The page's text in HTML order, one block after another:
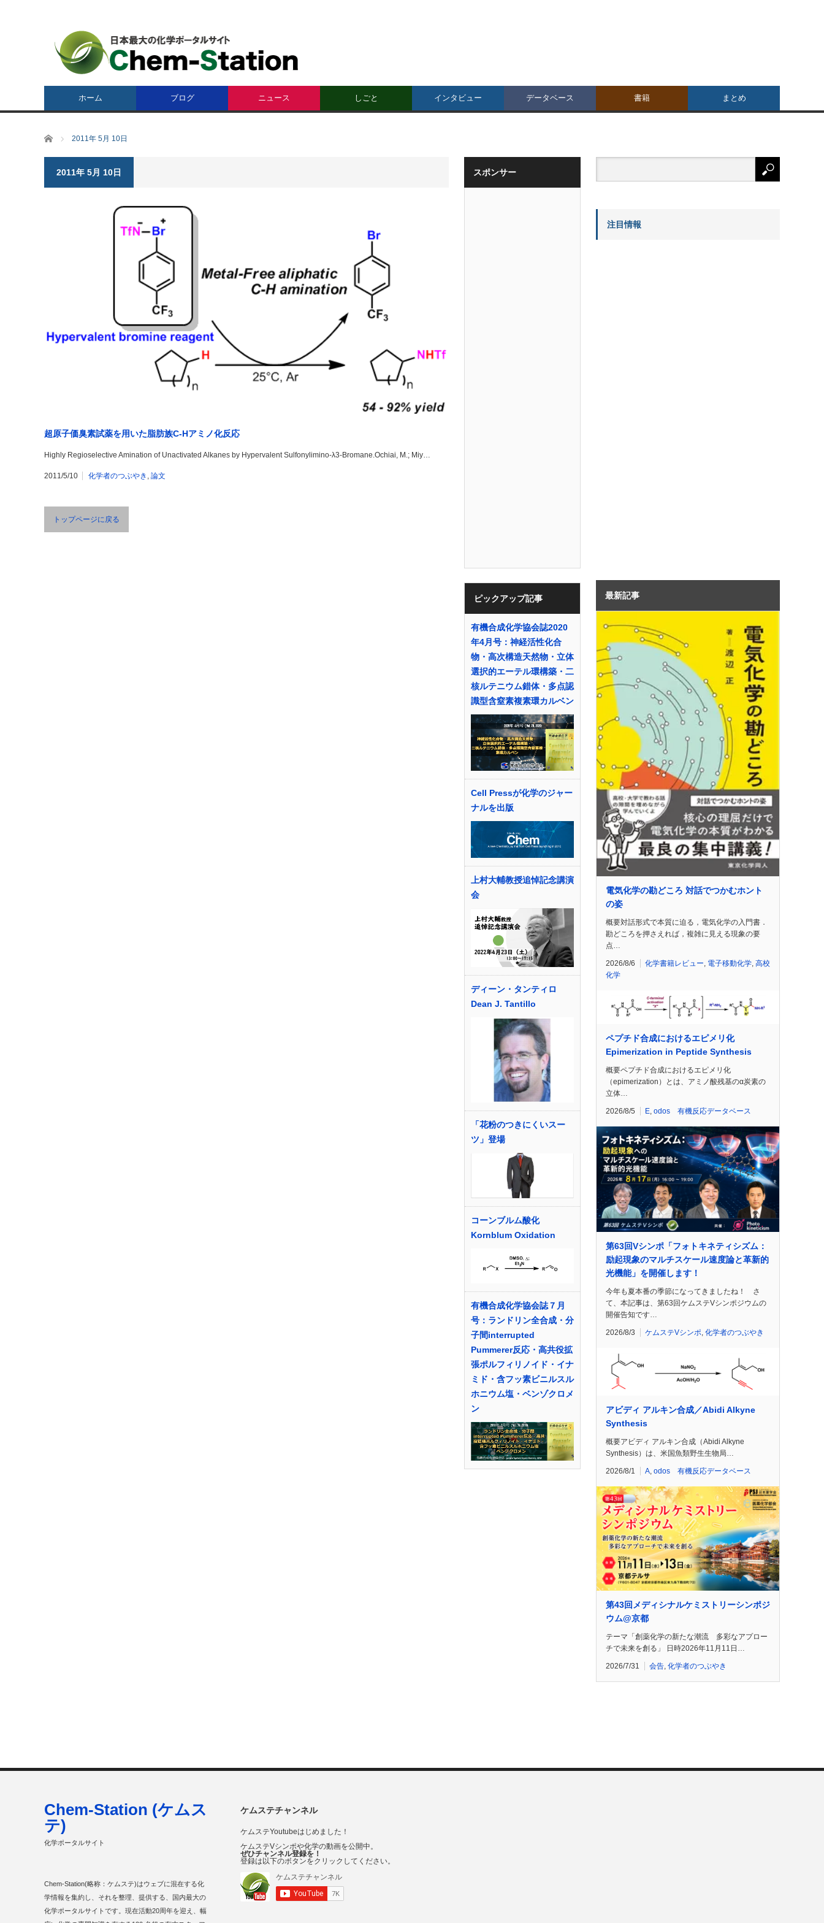
ホーム ブログ ニュース しごと インタビュー データベース 書籍 まとめ
ホーム 2011年 5月 10日
2011年 5月 10日
超原子価臭素試薬を用いた脂肪族C-Hアミノ化反応
Highly Regioselective Amination of Unactivated Alkanes by Hypervalent Sulfonylimino-λ3-Bromane.Ochiai, M.; Miy…
2011/5/10 化学者のつぶやき , 論文
トップページに戻る
スポンサー
ピックアップ記事
有機合成化学協会誌2020
年4月号：神経活性化合
物・高次構造天然物・立体
選択的エーテル環構築・二
核ルテニウム錯体・多点認
識型含窒素複素環カルベン
Cell Pressが化学のジャー
ナルを出版
上村大輔教授追悼記念講演
会
ディーン・タンティロ
Dean J. Tantillo
「花粉のつきにくいスー
ツ」登場
コーンブルム酸化
Kornblum Oxidation
有機合成化学協会誌７月
号：ランドリン全合成・分
子間interrupted
Pummerer反応・高共役拡
張ポルフィリノイド・イナ
ミド・含フッ素ビニルスル
ホニウム塩・ベンゾクロメ
ン
注目情報
最新記事
電気化学の勘どころ 対話でつかむホント
の姿
概要対話形式で本質に迫る，電気化学の入門書．
勘どころを押さえれば，複雑に見える現象の要
点…
2026/8/6 化学書籍レビュー, 電子移動化学, 高校
化学
ペプチド合成におけるエピメリ化
Epimerization in Peptide Synthesis
概要ペプチド合成におけるエピメリ化
（epimerization）とは、アミノ酸残基のα炭素の
立体…
2026/8/5 E, odos 有機反応データベース
第63回Vシンポ「フォトキネティシズム：
励起現象のマルチスケール速度論と革新的
光機能」を開催します！
今年も夏本番の季節になってきましたね！ さ
て、本記事は、第63回ケムステVシンポジウムの
開催告知です…
2026/8/3 ケムステVシンポ 化学者のつぶやき
アビディ アルキン合成／Abidi Alkyne
Synthesis
概要アビディ アルキン合成（Abidi Alkyne
Synthesis）は、米国魚類野生生物局…
2026/8/1 A odos 有機反応データベース
第43回メディシナルケミストリーシンポジ
ウム@京都
テーマ「創薬化学の新たな潮流 多彩なアプロー
チで未来を創る」 日時2026年11月11日…
2026/7/31 会告, 化学者のつぶやき
ケムステチャンネル
ケムステYoutubeはじめました！
ケムステVシンポや化学の動画を公開中。
ぜひチャンネル登録を！
登録は以下のボタンをクリックしてください。
Chem-Station (ケムス
テ)
化学ポータルサイト
Chem-Station(略称：ケムステ)はウェブに混在する化
学情報を集約し、それを整理、提供する、国内最大の
化学ポータルサイトです。現在活動20周年を迎え、幅